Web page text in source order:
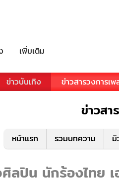
เพิ่มเติม
ข่าวบันเทิง ข่าวสารวงการเ
ข่าวสา
หน้าแรก รวมบทความ
ปิน นักร้องไทย